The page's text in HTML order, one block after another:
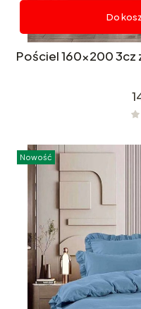
Do
Pościel 160x200 3cz
Nowość